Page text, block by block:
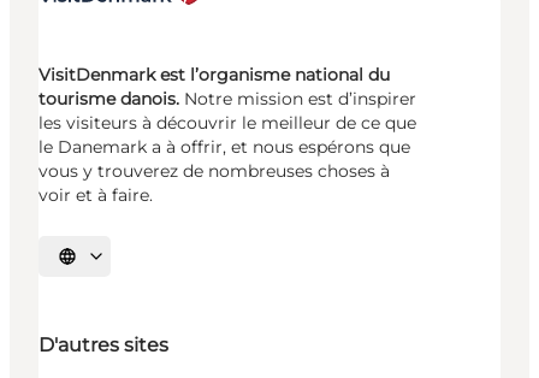
VisitDenmark est l’organisme national du
tourisme danois. Notre mission est d’inspirer
les visiteurs à découvrir le meilleur de ce que
le Danemark a à offrir, et nous espérons que
vous y trouverez de nombreuses choses à
voir et à faire.
Choisissez la langue
D'autres sites